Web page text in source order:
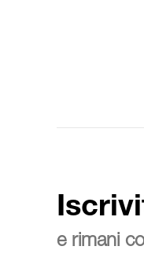
e rimani